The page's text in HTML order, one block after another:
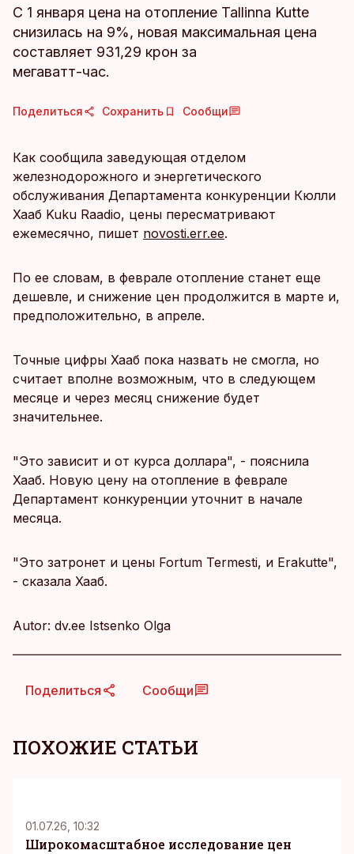
С 1 января цена на отопление Tallinna Kutte
снизилась на 9%, новая максимальная цена
составляет 931,29 крон за
мегаватт-час.
Поделиться Сохранить Сообщи
Как сообщила заведующая отделом
железнодорожного и энергетического
обслуживания Департамента конкуренции Кюлли
Хааб Kuku Raadio, цены пересматривают
ежемесячно, пишет novosti.err.ee.
По ее словам, в феврале отопление станет еще
дешевле, и снижение цен продолжится в марте и,
предположительно, в апреле.
Точные цифры Хааб пока назвать не смогла, но
считает вполне возможным, что в следующем
месяце и через месяц снижение будет
значительнее.
"Это зависит и от курса доллара", - пояснила
Хааб. Новую цену на отопление в феврале
Департамент конкуренции уточнит в начале
месяца.
"Это затронет и цены Fortum Termesti, и Erakutte",
- сказала Хааб.
Autor: dv.ee Istsenko Olga
Поделиться Сообщи
ПОХОЖИЕ СТАТЬИ
01.07.26, 10:32
Широкомасштабное исследование цен